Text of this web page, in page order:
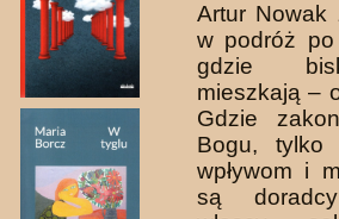
Artur Nowak
w podróż po
gdzie
mieszkają –
Gdzie
Bogu, tylko
wpływom i
są